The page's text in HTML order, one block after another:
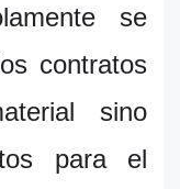
se
contratos
sino
para el